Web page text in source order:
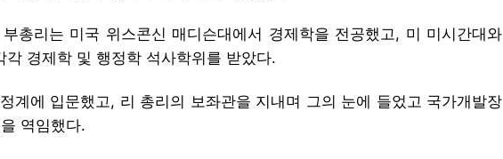
총리는 미국 위스콘신 매디슨대에서 경제학을 전공했고, 미 미시간대와
각 경제학 및 행정학 석사학위를 받았다.
계에 입문했고, 리 총리의 보좌관을 지내며 그의 눈에 들었고 국가개발장
역임했다.